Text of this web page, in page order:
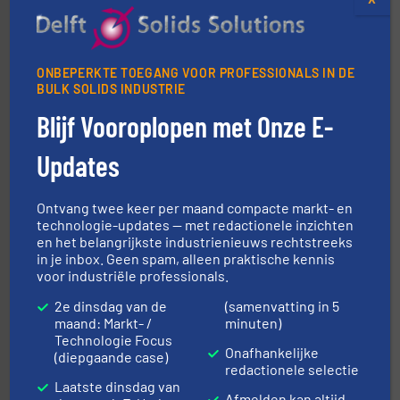
Hethon Nederland BV
vloeistofdosering, met name bij lastig te verwerken
materialen.Meer info ➜
Van Low Budget Stofmeting tot Broken Bag Detection,
van officiële mg/Nm³ tot QAL1 metingen: Optyl is het
aanspreekpunt voor uw vragen omtrent stof.Meer info
➜
ONBEPERKTE TOEGANG VOOR PROFESSIONALS IN DE
BULK SOLIDS INDUSTRIE
Blijf Vooroplopen met Onze E-
Updates
Ontvang twee keer per maand compacte markt- en
technologie-updates — met redactionele inzichten
en het belangrijkste industrienieuws rechtstreeks
in je inbox. Geen spam, alleen praktische kennis
voor industriële professionals.
2e dinsdag van de
maand: Markt- /
Technologie Focus
(diepgaande case)
Laatste dinsdag van
(samenvatting in 5
minuten)
Onafhankelijke
redactionele selectie